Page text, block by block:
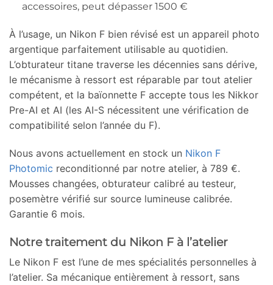
accessoires, peut dépasser 1500 €
À l’usage, un Nikon F bien révisé est un appareil photo
argentique parfaitement utilisable au quotidien.
L’obturateur titane traverse les décennies sans dérive,
le mécanisme à ressort est réparable par tout atelier
compétent, et la baïonnette F accepte tous les Nikkor
Pre-AI et AI (les AI-S nécessitent une vérification de
compatibilité selon l’année du F).
Nous avons actuellement en stock un Nikon F
Photomic reconditionné par notre atelier, à 789 €.
Mousses changées, obturateur calibré au testeur,
posemètre vérifié sur source lumineuse calibrée.
Garantie 6 mois.
Notre traitement du Nikon F à l’atelier
Le Nikon F est l’une de mes spécialités personnelles à
l’atelier. Sa mécanique entièrement à ressort, sans